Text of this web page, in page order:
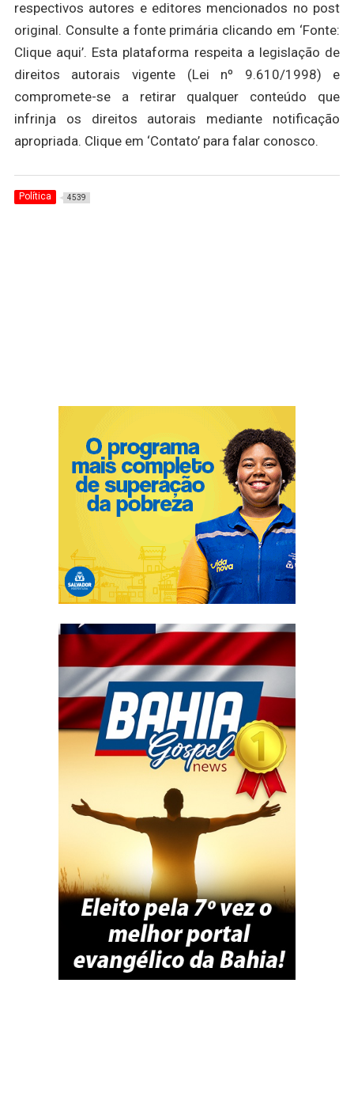
respectivos autores e editores mencionados no post
original. Consulte a fonte primária clicando em ‘Fonte:
Clique aqui’. Esta plataforma respeita a legislação de
direitos autorais vigente (Lei nº 9.610/1998) e
compromete-se a retirar qualquer conteúdo que
infrinja os direitos autorais mediante notificação
apropriada. Clique em ‘Contato’ para falar conosco.
Política 4539